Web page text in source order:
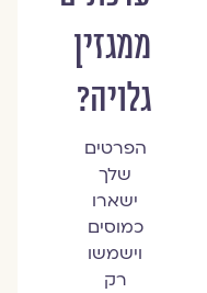
ממגזין
גלויה?
הפרטים
שלך
ישארו
כמוסים
וישמשו
רק